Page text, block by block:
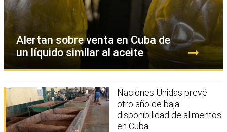
Alertan sobre venta en Cuba de
un líquido similar al aceite
Naciones Unidas prevé
otro año de baja
disponibilidad de alimentos
en Cuba